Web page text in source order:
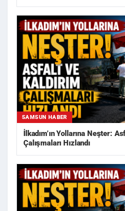
SAMSUN HABER
İlkadım’ın Yollarına Neşter:
Çalışmaları Hızlandı